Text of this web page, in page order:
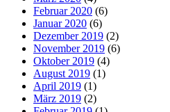
Februar 2020 (6)
Januar 2020 (6)
Dezember 2019 (2)
November 2019 (6)
Oktober 2019 (4)
August 2019 (1)
April 2019 (1)
März 2019 (2)